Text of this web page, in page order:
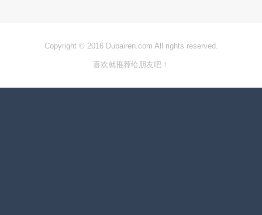
Copyright © 2016 Dubairen.com All rights reserved.
喜欢就推荐给朋友吧！